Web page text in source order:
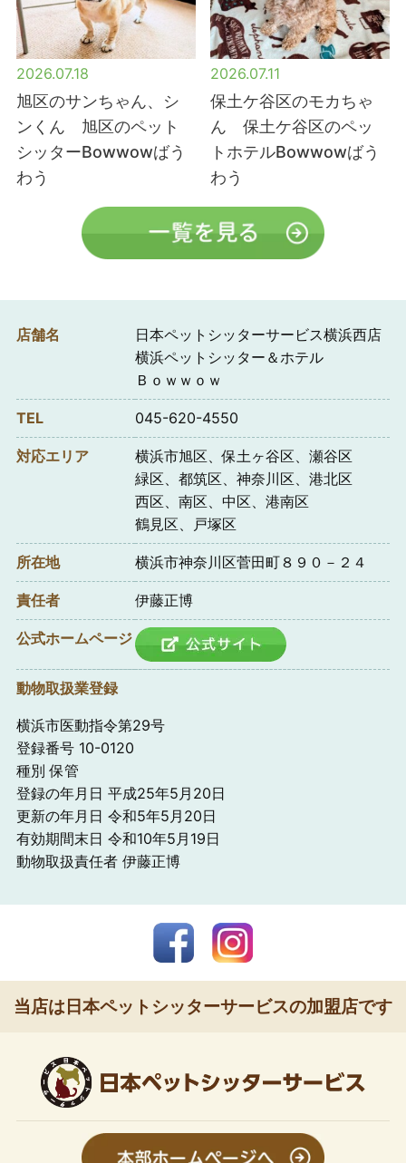
2026.07.18
旭区のサンちゃん、シ
ンくん 旭区のペット
シッターBowwowばう
わう
2026.07.11
保土ケ谷区のモカちゃ
ん 保土ケ谷区のペッ
トホテルBowwowばう
わう
店舗名
日本ペットシッターサービス横浜西店
横浜ペットシッター＆ホテル
Ｂｏｗｗｏｗ
TEL 045-620-4550
対応エリア
横浜市旭区、保土ヶ谷区、瀬谷区
緑区、都筑区、神奈川区、港北区
西区、南区、中区、港南区
鶴見区、戸塚区
所在地 横浜市神奈川区菅田町８９０－２４
責任者 伊藤正博
公式ホームページ
動物取扱業登録
横浜市医動指令第29号
登録番号 10-0120
種別 保管
登録の年月日 平成25年5月20日
更新の年月日 令和5年5月20日
有効期間末日 令和10年5月19日
動物取扱責任者 伊藤正博
当店は日本ペットシッターサービスの加盟店です